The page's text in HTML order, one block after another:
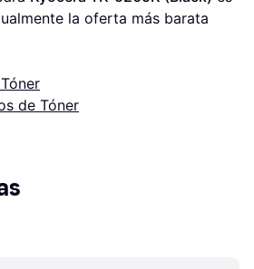
la oferta más barata
de Tóner